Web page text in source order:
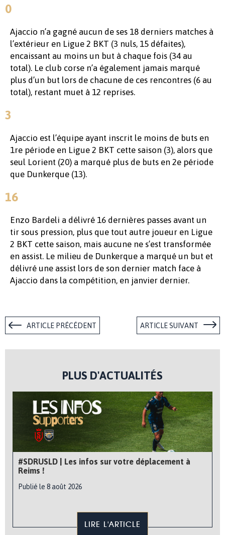
0
Ajaccio n’a gagné aucun de ses 18 derniers matches à
l’extérieur en Ligue 2 BKT (3 nuls, 15 défaites),
encaissant au moins un but à chaque fois (34 au
total). Le club corse n’a également jamais marqué
plus d’un but lors de chacune de ces rencontres (6 au
total), restant muet à 12 reprises.
3
Ajaccio est l’équipe ayant inscrit le moins de buts en
1re période en Ligue 2 BKT cette saison (3), alors que
seul Lorient (20) a marqué plus de buts en 2e période
que Dunkerque (13).
16
Enzo Bardeli a délivré 16 dernières passes avant un
tir sous pression, plus que tout autre joueur en Ligue
2 BKT cette saison, mais aucune ne s’est transformée
en assist. Le milieu de Dunkerque a marqué un but et
délivré une assist lors de son dernier match face à
Ajaccio dans la compétition, en janvier dernier.
ARTICLE PRÉCÉDENT ARTICLE SUIVANT
PLUS D'ACTUALITÉS
#SDRUSLD | Les infos sur votre déplacement à
Reims !
Publié le 8 août 2026
LIRE L'ARTICLE